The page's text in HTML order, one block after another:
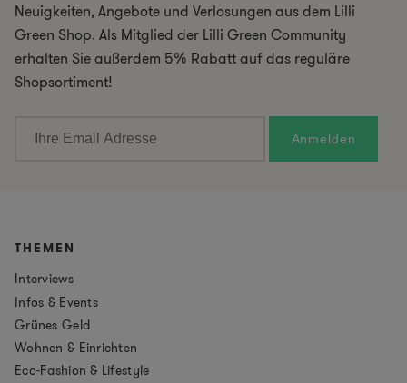
Neuigkeiten, Angebote und Verlosungen aus dem Lilli
Green Shop. Als Mitglied der Lilli Green Community
erhalten Sie außerdem 5% Rabatt auf das reguläre
Shopsortiment!
THEMEN
Interviews
Infos & Events
Grünes Geld
Wohnen & Einrichten
Eco-Fashion & Lifestyle